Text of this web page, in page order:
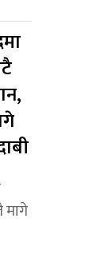
मागे